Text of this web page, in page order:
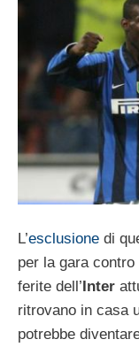
L’esclusione di
per la gara contro
ferite dell’ Inter
ritrovano in casa
potrebbe